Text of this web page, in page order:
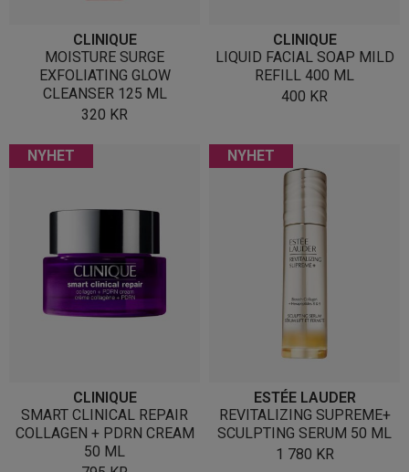
CLINIQUE
MOISTURE SURGE
EXFOLIATING GLOW
CLEANSER 125 ML
320 KR
CLINIQUE
LIQUID FACIAL SOAP MILD
REFILL 400 ML
400 KR
NYHET
CLINIQUE
SMART CLINICAL REPAIR
COLLAGEN + PDRN CREAM
50 ML
NYHET
ESTÉE LAUDER
REVITALIZING SUPREME+
SCULPTING SERUM 50 ML
1 780 KR